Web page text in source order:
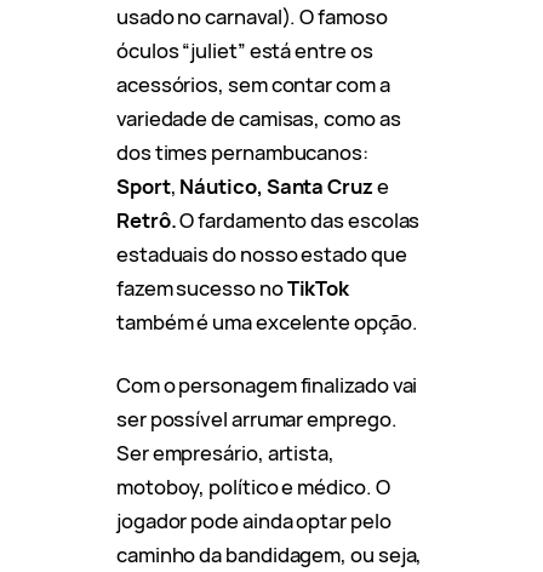
usado no carnaval). O famoso
óculos “juliet” está entre os
acessórios, sem contar com a
variedade de camisas, como as
dos times pernambucanos:
Sport, Náutico, Santa Cruze
Retrô.O fardamento das escolas
estaduais do nosso estado que
fazem sucesso noTikTok
também é uma excelente opção.
Com o personagem finalizado vai
ser possível arrumar emprego.
Ser empresário, artista,
motoboy, político e médico. O
jogador pode ainda optar pelo
caminho da bandidagem, ou seja,